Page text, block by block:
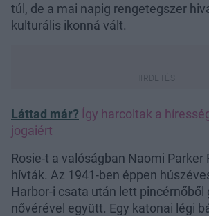
túl, de a mai napig rengetegszer
kulturális ikonná vált.
Láttad már? Így harcoltak a
jogaiért
Rosie-t a valóságban Naomi Parker
hívták. Az 1941-ben éppen
Harbor-i csata után lett pincérnőből
nővérével együtt. Egy katonai légi